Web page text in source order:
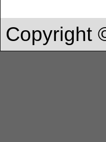
Copyright